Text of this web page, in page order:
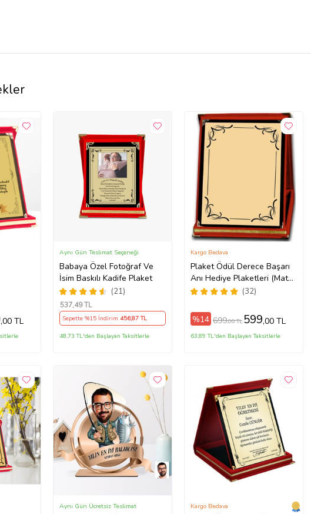
,00 TL
Babaya Özel Fotoğraf Ve
İsim Baskılı Kadife Plaket
(21)
Aynı Gün Teslimat Seçeneği
537,49 TL
Sepette %15 İndirim 456,87 TL
48,73 TL'den Başlayan Taksitlerle
Plaket Ödül Derece Başarı
Anı Hediye Plaketleri (Mat
Altın)
(32)
Kargo Bedava
%14 699,00 TL 599,00 TL
63,89 TL'den Başlayan Taksitlerle
Aynı Gün Ücretsiz Teslimat Kargo Bedava